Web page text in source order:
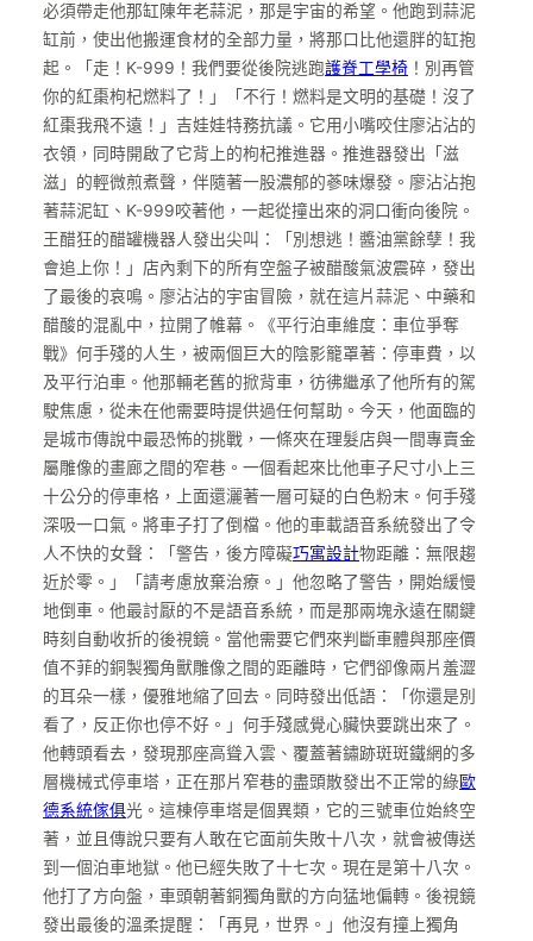
必須帶走他那缸陳年老蒜泥，那是宇宙的希望。他跑到蒜泥
缸前，使出他搬運食材的全部力量，將那口比他還胖的缸抱
起。「走！K-999！我們要從後院逃跑護脊工學椅 ！別再管
你的紅棗枸杞燃料了！」「不行！燃料是文明的基礎！沒了
紅棗我飛不遠！」吉娃娃特務抗議。它用小嘴咬住廖沾沾的
衣領，同時開啟了它背上的枸杞推進器。推進器發出「滋
滋」的輕微煎煮聲，伴隨著一股濃郁的蔘味爆發。廖沾沾抱
著蒜泥缸、K-999咬著他，一起從撞出來的洞口衝向後院。
王醋狂的醋罐機器人發出尖叫：「別想逃！醬油黨餘孽！我
會追上你！」店內剩下的所有空盤子被醋酸氣波震碎，發出
了最後的哀鳴。廖沾沾的宇宙冒險，就在這片蒜泥、中藥和
醋酸的混亂中，拉開了帷幕。《平行泊車維度：車位爭奪
戰》何手殘的人生，被兩個巨大的陰影籠罩著：停車費，以
及平行泊車。他那輛老舊的掀背車，彷彿繼承了他所有的駕
駛焦慮，從未在他需要時提供過任何幫助。今天，他面臨的
是城市傳說中最恐怖的挑戰，一條夾在理髮店與一間專賣金
屬雕像的畫廊之間的窄巷。一個看起來比他車子尺寸小上三
十公分的停車格，上面還灑著一層可疑的白色粉末。何手殘
深吸一口氣。將車子打了倒檔。他的車載語音系統發出了令
人不快的女聲：「警告，後方障礙巧寓設計物距離：無限趨
近於零。」「請考慮放棄治療。」他忽略了警告，開始緩慢
地倒車。他最討厭的不是語音系統，而是那兩塊永遠在關鍵
時刻自動收折的後視鏡。當他需要它們來判斷車體與那座價
值不菲的銅製獨角獸雕像之間的距離時，它們卻像兩片羞澀
的耳朵一樣，優雅地縮了回去。同時發出低語：「你還是別
看了，反正你也停不好。」何手殘感覺心臟快要跳出來了。
他轉頭看去，發現那座高聳入雲、覆蓋著鏽跡斑斑鐵網的多
層機械式停車塔，正在那片窄巷的盡頭散發出不正常的綠歐
德系統傢俱光。這棟停車塔是個異類，它的三號車位始終空
著，並且傳說只要有人敢在它面前失敗十八次，就會被傳送
到一個泊車地獄。他已經失敗了十七次。現在是第十八次。
他打了方向盤，車頭朝著銅獨角獸的方向猛地偏轉。後視鏡
發出最後的溫柔提醒：「再見，世界。」他沒有撞上獨角